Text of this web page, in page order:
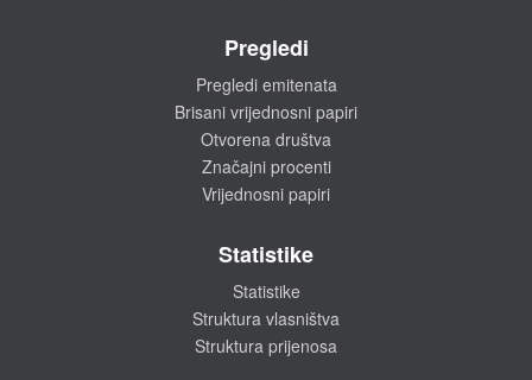
Pregledi
Pregledi emitenata
Brisani vrijednosni papiri
Otvorena društva
Značajni procenti
Vrijednosni papiri
Statistike
Statistike
Struktura vlasništva
Struktura prijenosa